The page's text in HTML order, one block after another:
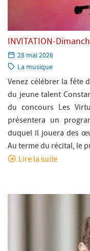
INVITATION-
Paru
le:
28 mai 2026
Catégorie:
La musique
Venez célébrer la fête
du jeune talent
du concours Les
présentera un
duquel il jouera des
Au terme du récital, le
Lire la suite